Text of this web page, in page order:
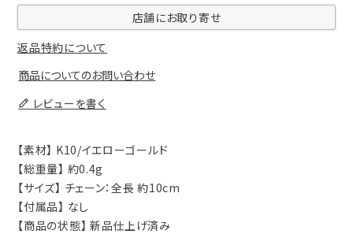
店舗にお取り寄せ
返品特約について
商品についてのお問い合わせ
レビューを書く
【素材】 K10/イエローゴールド
【総重量】 約0.4g
【サイズ】 チェーン：全長 約10cm
【付属品】 なし
【商品の状態】 新品仕上げ済み